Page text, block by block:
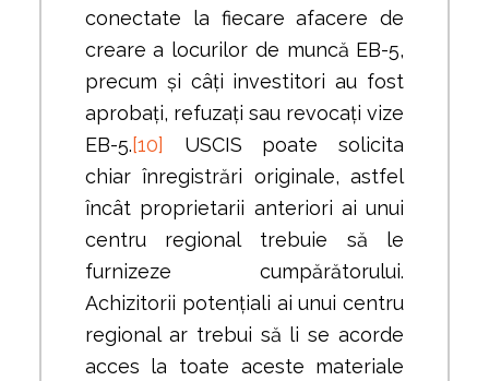
conectate la fiecare afacere de
creare a locurilor de muncă EB-5,
precum și câți investitori au fost
aprobați, refuzați sau revocați vize
EB-5.[10]
USCIS poate solicita
chiar înregistrări originale, astfel
încât proprietarii anteriori ai unui
centru regional trebuie să le
furnizeze cumpărătorului.
Achizitorii potențiali ai unui centru
regional ar trebui să li se acorde
acces la toate aceste materiale